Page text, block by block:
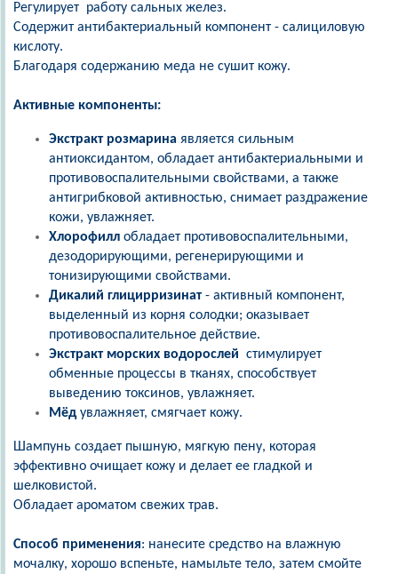
Pегулирует работу сальных желез.
Содержит антибактериальный компонент - салициловую
кислоту.
Благодаря содержанию меда не сушит кожу.
Активные компоненты:
Экстракт розмарина является сильным
антиоксидантом, обладает антибактериальными и
противовоспалительными свойствами, а также
антигрибковой активностью, снимает раздражение
кожи, увлажняет.
Хлорофилл обладает противовоспалительными,
дезодорирующими, регенерирующими и
тонизирующими свойствами.
Дикалий глицирризинат- активный компонент,
выделенный из корня солодки; оказывает
противовоспалительное действие.
Экстракт морских водорослей стимулирует
обменные процессы в тканях, способствует
выведению токсинов, увлажняет.
Мёдувлажняет, смягчает кожу.
Шампунь создает пышную, мягкую пену, которая
эффективно очищает кожу и делает ее гладкой и
шелковистой.
Обладает ароматом свежих трав.
Способ применения: нанесите средство на влажную
мочалку, хорошо вспеньте, намыльте тело, затем смойте